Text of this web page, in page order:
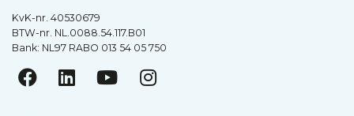
KvK-nr. 40530679
BTW-nr. NL.0088.54.117.B01
Bank: NL97 RABO 013 54 05 750